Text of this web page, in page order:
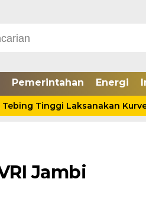
Pemerintahan Energi
Laksanakan Kurve
Jambi